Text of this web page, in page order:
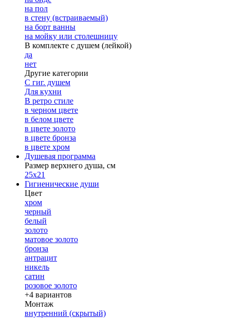
на пол
в стену (встраиваемый)
на борт ванны
на мойку или столешницу
В комплекте с душем (лейкой)
да
нет
Другие категории
С гиг. душем
Для кухни
В ретро стиле
в черном цвете
в белом цвете
в цвете золото
в цвете бронза
в цвете хром
Душевая программа
Размер верхнего душа, см
25х21
Гигиенические души
Цвет
хром
черный
белый
золото
матовое золото
бронза
антрацит
никель
сатин
розовое золото
+4 вариантов
Монтаж
внутренний (скрытый)